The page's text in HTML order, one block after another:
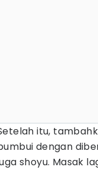
itu,
dengan
shoyu. Masak